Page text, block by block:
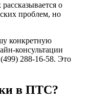
о
проблем, но
конкретную
консультации
288-16-58. Это
в ПТС?